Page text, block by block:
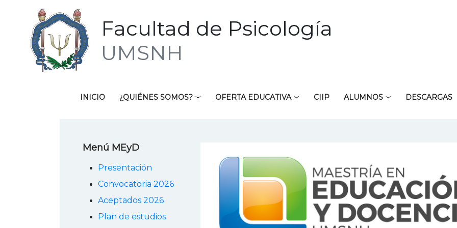
Facultad de Psicología
UMSNH
INICIO ¿QUIÉNES SOMOS? OFERTA EDUCATIVA CIIP ALUMNOS DESCARGAS
Menú MEyD
Presentación
Convocatoria 2026
Aceptados 2026
Plan de estudios